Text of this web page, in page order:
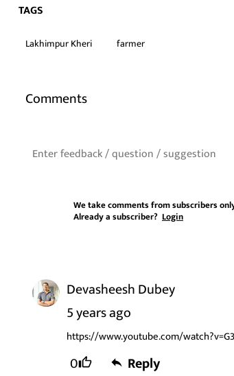
TAGS
Lakhimpur Kheri farmer
Comments
We take comments from subscribers
Already a subscriber? Login
Devasheesh Dubey
5 years ago
https://www.youtube.com/
0 Reply